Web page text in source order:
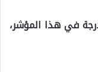
في هذا المؤشر،